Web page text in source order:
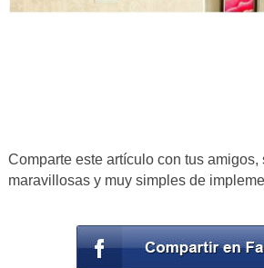
Comparte este artículo con tus amigos,
maravillosas y muy simples de